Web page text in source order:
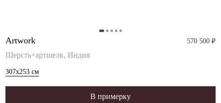
Artwork 570 500 ₽
Шерсть+артшелк, Индия
307x253 см
В примерку